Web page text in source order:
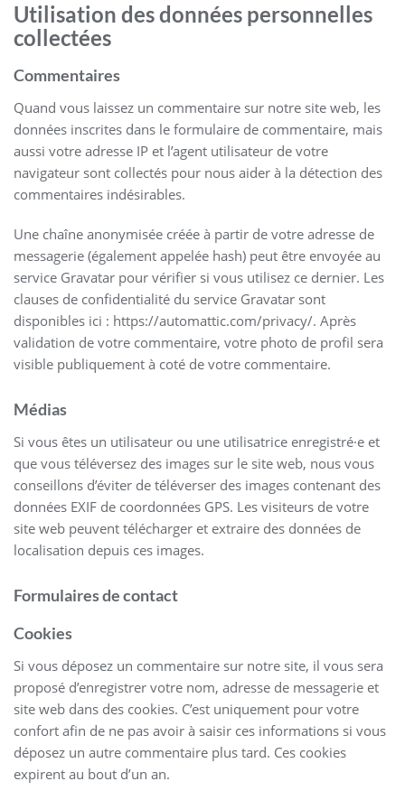
Utilisation des données personnelles
collectées
Commentaires
Quand vous laissez un commentaire sur notre site web, les
données inscrites dans le formulaire de commentaire, mais
aussi votre adresse IP et l’agent utilisateur de votre
navigateur sont collectés pour nous aider à la détection des
commentaires indésirables.
Une chaîne anonymisée créée à partir de votre adresse de
messagerie (également appelée hash) peut être envoyée au
service Gravatar pour vérifier si vous utilisez ce dernier. Les
clauses de confidentialité du service Gravatar sont
disponibles ici : https://automattic.com/privacy/. Après
validation de votre commentaire, votre photo de profil sera
visible publiquement à coté de votre commentaire.
Médias
Si vous êtes un utilisateur ou une utilisatrice enregistré·e et
que vous téléversez des images sur le site web, nous vous
conseillons d’éviter de téléverser des images contenant des
données EXIF de coordonnées GPS. Les visiteurs de votre
site web peuvent télécharger et extraire des données de
localisation depuis ces images.
Formulaires de contact
Cookies
Si vous déposez un commentaire sur notre site, il vous sera
proposé d’enregistrer votre nom, adresse de messagerie et
site web dans des cookies. C’est uniquement pour votre
confort afin de ne pas avoir à saisir ces informations si vous
déposez un autre commentaire plus tard. Ces cookies
expirent au bout d’un an.